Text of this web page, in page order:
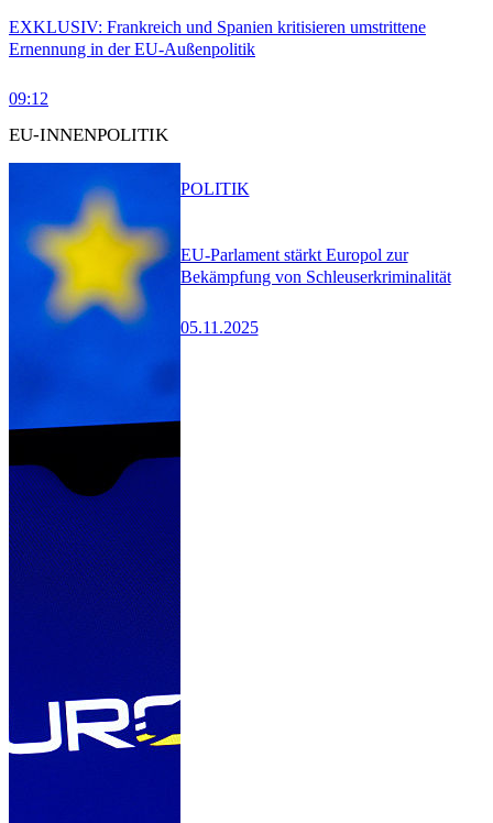
EXKLUSIV: Frankreich und Spanien kritisieren umstrittene
Ernennung in der EU-Außenpolitik
09:12
EU-INNENPOLITIK
EU-Parlament stärkt Europol zur
Bekämpfung von Schleuserkriminalität
05.11.2025
POLITIK